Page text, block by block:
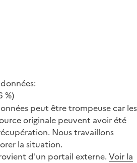
%)
peut être trompeuse car les
originale peuvent avoir été
Nous travaillons
la situation.
d'un portail externe. Voir la